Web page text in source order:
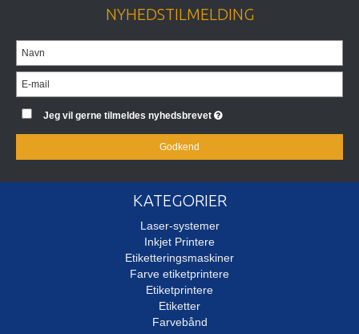
NYHEDSTILMELDING
Jeg vil gerne tilmeldes nyhedsbrevet
Godkend
KATEGORIER
Laser-systemer
Inkjet Printere
Etiketteringsmaskiner
Farve etiketprintere
Etiketprintere
Etiketter
Farvebånd